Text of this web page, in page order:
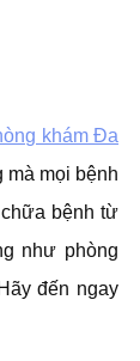
khám Đa
mà mọi bệnh
bệnh từ
như phòng
đến ngay